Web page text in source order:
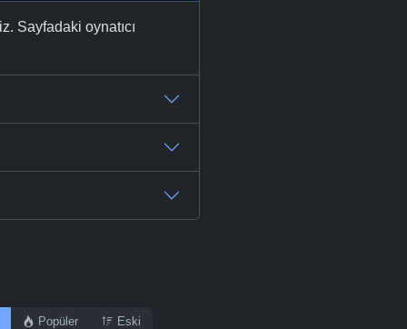
Sayfadaki oynatıcı
Popüler Eski